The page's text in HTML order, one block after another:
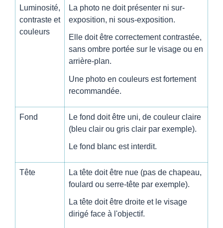
Luminosité,
contraste et
couleurs
La photo ne doit présenter ni sur-
exposition, ni sous-exposition.
Elle doit être correctement contrastée,
sans ombre portée sur le visage ou en
arrière-plan.
Une photo en couleurs est fortement
recommandée.
Fond
Le fond doit être uni, de couleur claire
(bleu clair ou gris clair par exemple).
Le fond blanc est interdit.
Tête
La tête doit être nue (pas de chapeau,
foulard ou serre-tête par exemple).
La tête doit être droite et le visage
dirigé face à l'objectif.